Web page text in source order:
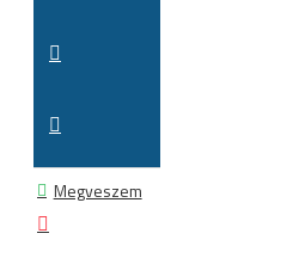
Megveszem